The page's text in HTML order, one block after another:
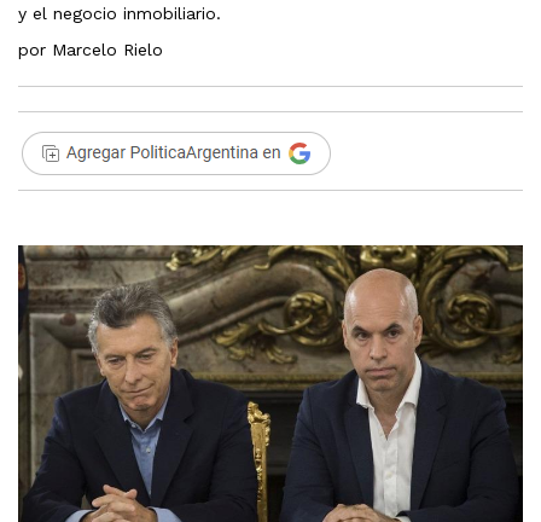
y el negocio inmobiliario.
por Marcelo Rielo